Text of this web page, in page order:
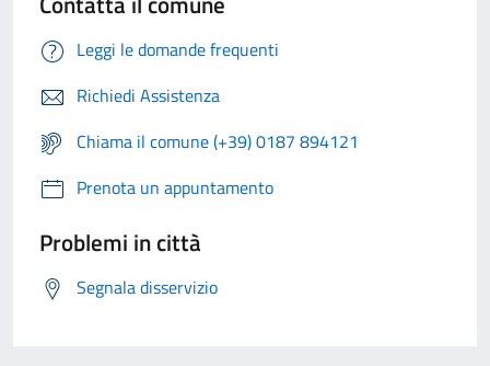
Leggi le domande frequenti
Richiedi Assistenza
Chiama il comune (+39) 0187 894121
Prenota un appuntamento
Problemi in città
Segnala disservizio